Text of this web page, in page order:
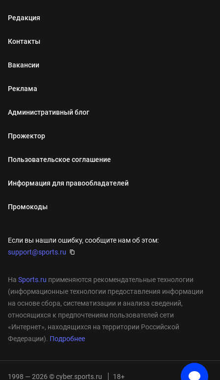
Редакция
Контакты
Вакансии
Реклама
Административный блог
Прожектор
Пользовательское соглашение
Информация для правообладателей
Промокоды
Если вы нашли ошибку, сообщите нам об этом:
support@sports.ru
На Sports.ru применяются рекомендательные технологии
(информационные технологии предоставления информации
на основе сбора, систематизации и анализа сведений,
относящихся к предпочтениям пользователей сети
«Интернет», находящихся на территории Российской
Федерации). Подробнее
1998 — 2026 © cyber.sports.ru 18+